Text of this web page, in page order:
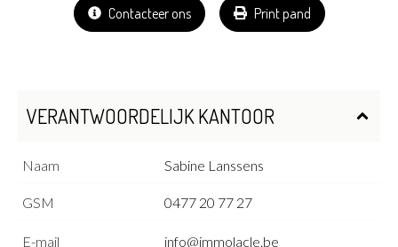
Contacteer ons Print pand
VERANTWOORDELIJK KANTOOR
Naam Sabine Lanssens
GSM 0477 20 77 27
E-mail info@immolacle.be